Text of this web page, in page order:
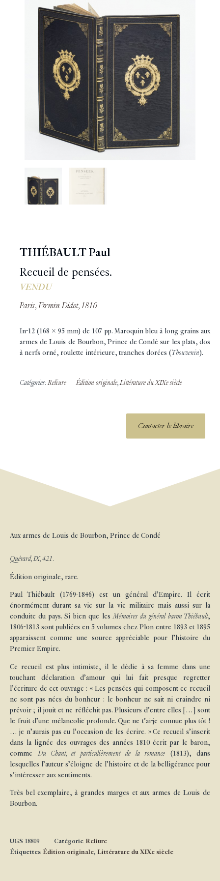
THIÉBAULT Paul
Recueil de pensées.
VENDU
Paris, Firmin Didot, 1810
In-12 (168 x 95 mm) de 107 pp. Maroquin bleu à long grains aux
armes de Louis de Bourbon, Prince de Condé sur les plats, dos
à nerfs orné, roulette intérieure, tranches dorées (Thouvenin).
Catégories: Reliure Édition originale,Littérature du XIXe siècle
Contacter le libraire
Aux armes de Louis de Bourbon, Prince de Condé
Quérard, IX, 421.
Édition originale, rare.
Paul Thiébault (1769-1846) est un général d’Empire. Il écrit
énormément durant sa vie sur la vie militaire mais aussi sur la
conduite du pays. Si bien que lesMémoires du général baron Thiébault,
1806-1813 sont publiées en 5 volumes chez Plon entre 1893 et 1895
apparaissent comme une source appréciable pour l’histoire du
Premier Empire.
Ce recueil est plus intimiste, il le dédie à sa femme dans une
touchant déclaration d’amour qui lui fait presque regretter
l’écriture de cet ouvrage : « Les pensées qui composent ce recueil
ne sont pas nées du bonheur : le bonheur ne sait ni craindre ni
prévoir ; il jouit et ne réfléchit pas. Plusieurs d’entre elles […] sont
le fruit d’une mélancolie profonde. Que ne t’ai-je connue plus tôt !
… je n’aurais pas eu l’occasion de les écrire. » Ce recueil s’inscrit
dans la lignée des ouvrages des années 1810 écrit par le baron,
comme Du Chant, et particulièrement de la romance (1813), dans
lesquelles l’auteur s’éloigne de l’histoire et de la belligérance pour
s’intéresser aux sentiments.
Très bel exemplaire, à grandes marges et aux armes de Louis de
Bourbon.
UGS 18809 Catégorie Reliure
Étiquettes Édition originale, Littérature du XIXe siècle